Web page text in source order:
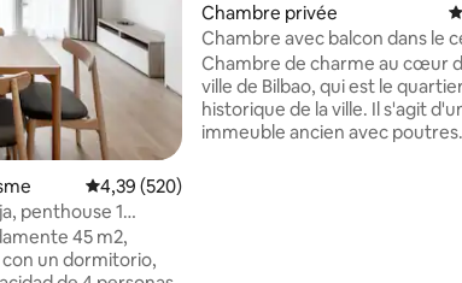
24 commentaires : 4,88 sur 5
Évaluation moyenne sur la base de 520
4,39 (520)
penthouse 1
45 m2,
un dormitorio,
Chambre privée
Chambre avec balcon dans le
historique (L-BI-47)
Chambre de charme au cœur
ville de Bilbao, qui est le
historique de la ville. Il s'agit d'un
immeuble ancien avec poutres